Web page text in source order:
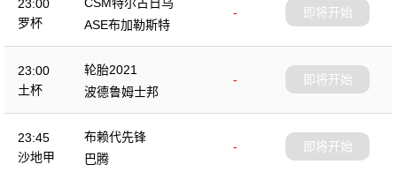
23:00
罗杯
-
ASE布加勒斯特
即将开始
23:00
土杯
轮胎2021
-
波德鲁姆士邦
即将开始
23:45
沙地甲
布赖代先锋
-
巴腾
即将开始